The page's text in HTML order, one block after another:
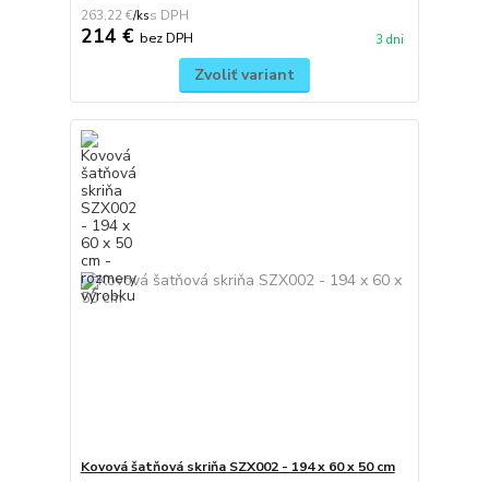
263,22 €/ks
214 € bez DPH 3 dni
Zvoliť variant
Kovová šatňová skriňa SZX002 - 194 x 60 x 50 cm